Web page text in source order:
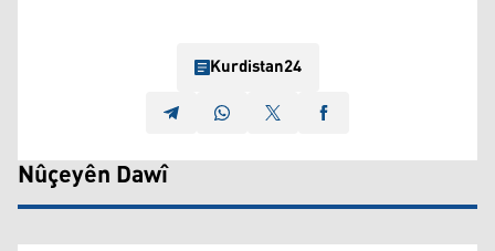
Kurdistan24
Nûçeyên Dawî